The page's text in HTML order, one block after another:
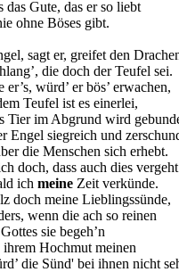
das Gute, das er so liebt
ohne Böses gibt.
sagt er, greifet den
die doch der Teufel sei.
er’s, würd’ er bös’ erwachen,
Teufel ist es einerlei,
Tier im Abgrund wird
Engel siegreich und
die Menschen sich erhebt.
doch, dass auch dies vergeht
ichmeine Zeit verkünde.
doch meine Lieblingssünde,
wenn die ach so reinen
sie begeh’n
Hochmut meinen
die Sünd' bei ihnen nicht